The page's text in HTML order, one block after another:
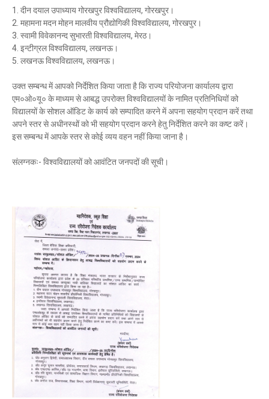
1. दीन दयाल उपाध्याय गोरखपुर विश्वविद्यालय, गोरखपुर।
2. महामना मदन मोहन मालवीय प्रौद्योगिकी विश्वविद्यालय, गोरखपुर।
3. स्वामी विवेकानन्द सुभारती विश्वविद्यालय, मेरठ।
4. इन्टीग्रल विश्वविद्यालय, लखनऊ।
5. लखनऊ विश्वविद्यालय, लखनऊ।
उक्त सम्बन्ध में आपको निर्देशित किया जाता है कि राज्य परियोजना कार्यालय द्वारा
एम०ओ०यू० के माध्यम से आबद्ध उपरोक्त विश्वविद्यालयों के नामित प्रतिनिधियों को
विद्यालयों के सोशल ऑडिट के कार्य को सम्पादित करने में अपना सहयोग प्रदान करें तथा
अपने स्तर से अधीनस्थों को भी सहयोग प्रदान करने हेतु निर्देशित करने का कष्ट करें।
इस सम्बन्ध में आपके स्तर से कोई व्यय वहन नहीं किया जाना है।
संलग्नकः- विश्वविद्यालयों को आवंटित जनपदों की सूची।